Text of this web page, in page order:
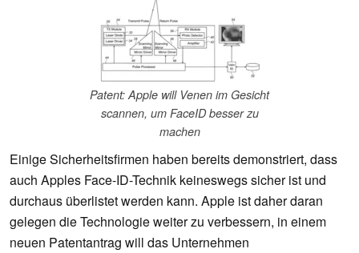
Patent: Apple will Venen im Gesicht
scannen, um FaceID besser zu
machen
Einige Sicherheitsfirmen haben bereits demonstriert, dass
auch Apples Face-ID-Technik keineswegs sicher ist und
durchaus überlistet werden kann. Apple ist daher daran
gelegen die Technologie weiter zu verbessern, in einem
neuen Patentantrag will das Unternehmen